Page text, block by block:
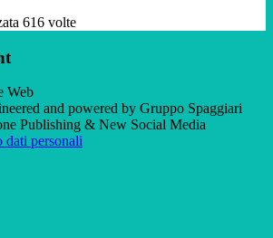
616 volte
and powered by Gruppo Spaggiari
Publishing & New Social Media
dati personali